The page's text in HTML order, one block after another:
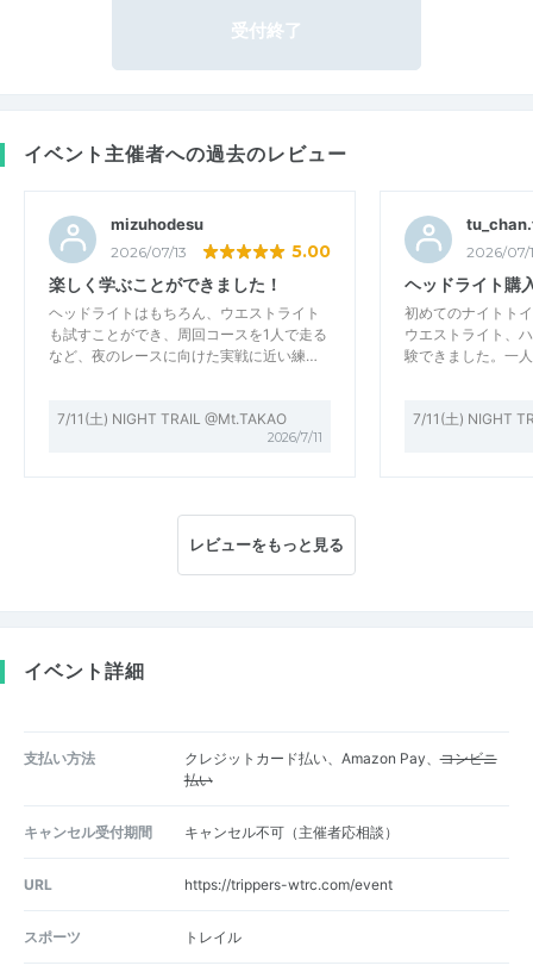
受付終了
イベント主催者への過去のレビュー
mizuhodesu
2026/07/13 5.00
楽しく学ぶことができました！
ヘッドライトはもちろん、ウエストライト
も試すことができ、周回コースを1人で走る
など、夜のレースに向けた実戦に近い練…
7/11(土) NIGHT TRAIL @Mt.TAKAO
2026/7/11
2026/07/
ヘッドライト購
初めてのナイトト
ウエストライト、
験できました。一
7/11(土) NIGHT
レビューをもっと見る
イベント詳細
支払い方法 クレジットカード払い、Amazon Pay、コンビニ
払い
キャンセル受付期間 キャンセル不可（主催者応相談）
URL https://trippers-wtrc.com/event
スポーツ トレイル